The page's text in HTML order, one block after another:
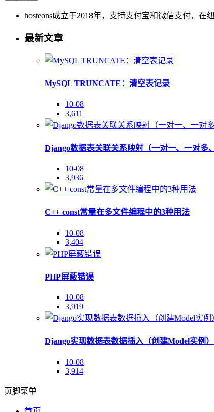
hosteons成立于2018年，支持支付宝和微信支付，在
最新文章
MySQL TRUNCATE：清空表记录
10-08
3,611
Django数据表关联关系映射（一对一、一对多
10-08
3,936
C++ const常量在多文件编程中的3种用法
10-08
3,404
PHP屏蔽错误
10-08
3,919
Django实现数据表数据插入（创建Model实例）
10-08
3,914
页脚菜单